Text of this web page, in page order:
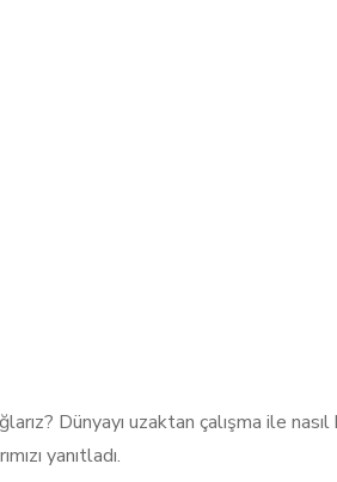
Dünyayı uzaktan çalışma ile
yanıtladı.